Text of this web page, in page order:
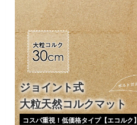
ジョイント式
大粒天然コルクマット
コスパ重視！低価格タイプ【エコルク】